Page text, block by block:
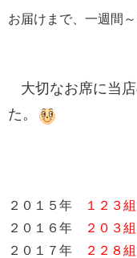
お届けまで、一週間
大切なお席に当
た。
２０１５年
１２３組
２０１６年
２０３組
２０１７年
２２８組